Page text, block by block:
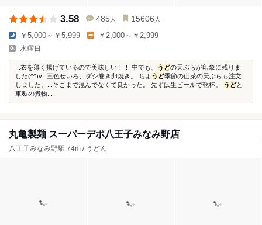
3.58 485 人 15606 人
￥5,000～￥5,999 ￥2,000～￥2,999
水曜日
...衣を薄く揚げているので美味しい！！ 中でも、 うどの天ぷらが印象に残りま
した(^^)v...三色せいろ、ダシ巻き卵焼き。 ちよ うど季節の山菜の天ぷらも注文
しました。...そこまで混んでなくて良かった。 先ずは生ビールで乾杯。 うどと
車麩の煮物...
丸亀製麺 スーパーデポ八王子みなみ野店
八王子みなみ野駅 74m / うどん